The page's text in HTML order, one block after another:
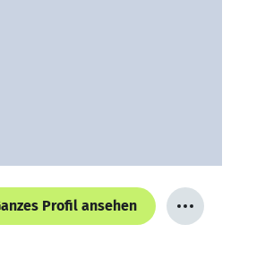
Profil ansehen